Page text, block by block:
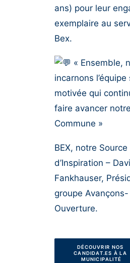
ans) pour leur
exemplaire au
Bex.
« Ensemble,
incarnons
motivée qui
faire avancer notre
Commune »
BEX, notre Source
d’Inspiration –
Fankhauser,
groupe Avançons-
Ouverture.
DÉCOUVRIR NOS
CANDIDAT.ES À LA
MUNICIPALITÉ